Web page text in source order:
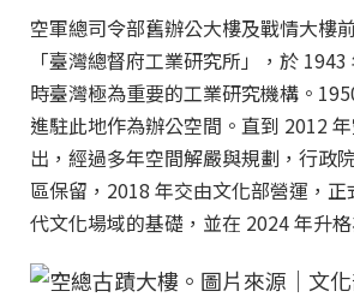
空軍總司令部舊辦公大樓及戰情大樓
「臺灣總督府工業研究所」，於
時臺灣極為重要的工業研究機構。
進駐此地作為辦公空間。直到 2012
出，經過多年空間解嚴與規劃，行政
區保留，2018 年交由文化部營運，
代文化場域的基礎，並在 2024 年升